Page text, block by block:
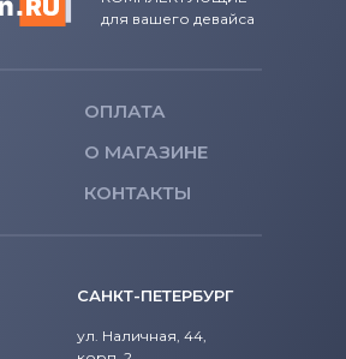
для вашего девайса
ОПЛАТА
О МАГАЗИНЕ
КОНТАКТЫ
САНКТ-ПЕТЕРБУРГ
ул. Наличная, 44,